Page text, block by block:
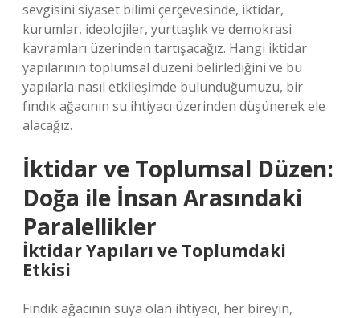
sevgisini siyaset bilimi çerçevesinde, iktidar,
kurumlar, ideolojiler, yurttaşlık ve demokrasi
kavramları üzerinden tartışacağız. Hangi iktidar
yapılarının toplumsal düzeni belirlediğini ve bu
yapılarla nasıl etkileşimde bulunduğumuzu, bir
fındık ağacının su ihtiyacı üzerinden düşünerek ele
alacağız.
İktidar ve Toplumsal Düzen:
Doğa ile İnsan Arasındaki
Paralellikler
İktidar Yapıları ve Toplumdaki
Etkisi
Fındık ağacının suya olan ihtiyacı, her bireyin,